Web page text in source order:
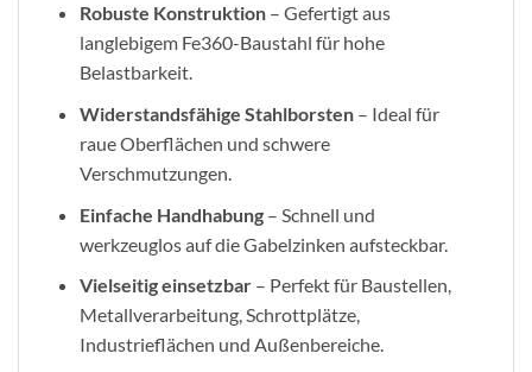
Robuste Konstruktion– Gefertigt aus
langlebigem Fe360-Baustahl für hohe
Belastbarkeit.
Widerstandsfähige Stahlborsten– Ideal für
raue Oberflächen und schwere
Verschmutzungen.
Einfache Handhabung– Schnell und
werkzeuglos auf die Gabelzinken aufsteckbar.
Vielseitig einsetzbar– Perfekt für Baustellen,
Metallverarbeitung, Schrottplätze,
Industrieflächen und Außenbereiche.